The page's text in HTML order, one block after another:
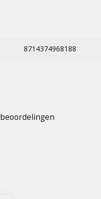
8714374968188
beoordelingen